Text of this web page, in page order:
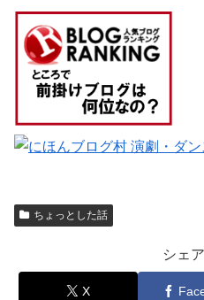
ちょっとした話
シェ
X